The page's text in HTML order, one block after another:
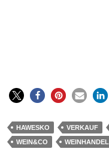
HAWESKO VERKAUF
WEIN&CO
WEINHANDEL